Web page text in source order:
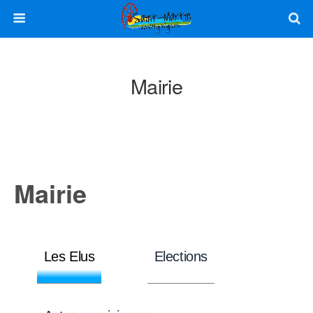
Mairie
Mairie
Les Elus Elections